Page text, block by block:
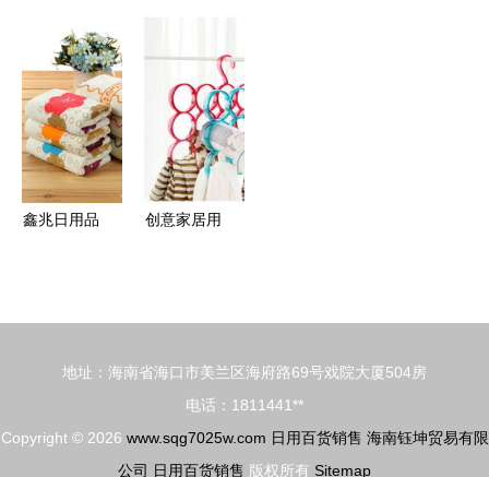
日用品销售
资质存疑，
套刷医保乱
象何解？
惊喜购物季
鑫兆日用品
网助力启航
创意家居用
中的销售潜
地址：海南省海口市美兰区海府路69号戏院大厦504房
电话：1811441**
Copyright © 2026 www.sqg7025w.com 日用百货销售 海南钰坤贸易有限
公司 日用百货销售 版权所有 Sitemap